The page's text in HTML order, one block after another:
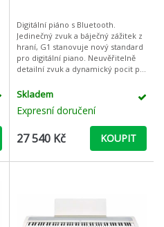
Digitální piáno s Bluetooth.
Jedinečný zvuk a báječný zážitek z
hraní, G1 stanovuje nový standard
pro digitální piano. Neuvěřitelně
detailní zvuk a dynamický pocit při
požadavky. KO
Skladem
Expresní doručení
27 540 Kč KOUPIT